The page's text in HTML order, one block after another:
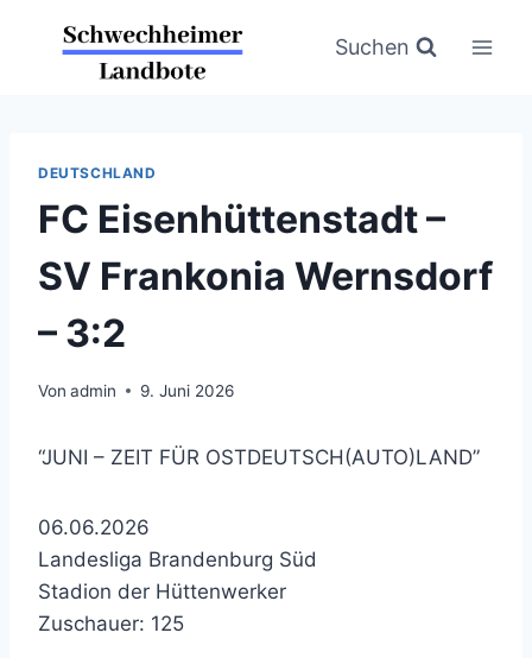
Suchen
DEUTSCHLAND
FC Eisenhüttenstadt –
SV Frankonia Wernsdorf
– 3:2
Von admin 9. Juni 2026
“JUNI – ZEIT FÜR OSTDEUTSCH(AUTO)LAND”
06.06.2026
Landesliga Brandenburg Süd
Stadion der Hüttenwerker
Zuschauer: 125